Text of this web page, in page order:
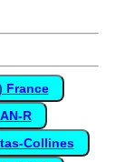
France
R
Collines